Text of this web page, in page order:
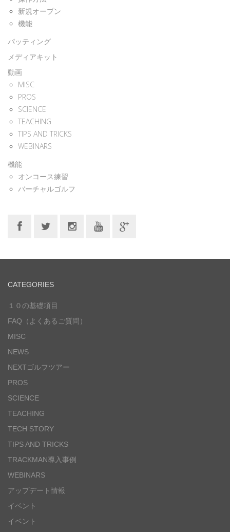
新規オープン
機能
パッティング
メディアキット
動画
MISC
PROS
SCIENCE
TEACHING
TIPS AND TRICKS
WEBINARS
機能
オンコース練習
バーチャルゴルフ
CATEGORIES
１０の基礎項目
FAQ（よくあるご質問）
MISC
NEWS
NEXTゴルフツアー
PROS
SCIENCE
TEACHING
TECH STORY
TIPS AND TRICKS
TRACKMAN導入事例
WEBINARS
アップデート情報
イベント
イベント